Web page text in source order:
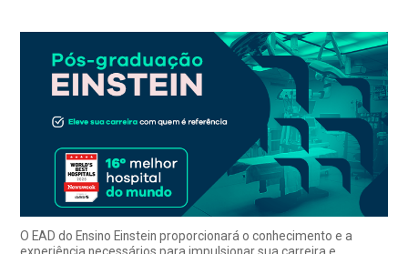
O EAD do Ensino Einstein proporcionará o conhecimento e a